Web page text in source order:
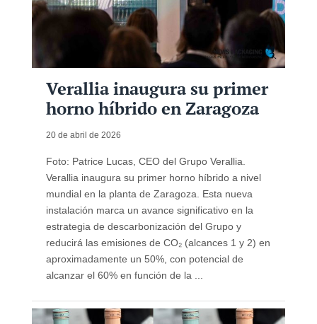
Verallia inaugura su primer
horno híbrido en Zaragoza
20 de abril de 2026
Foto: Patrice Lucas, CEO del Grupo Verallia.
Verallia inaugura su primer horno híbrido a nivel
mundial en la planta de Zaragoza. Esta nueva
instalación marca un avance significativo en la
estrategia de descarbonización del Grupo y
reducirá las emisiones de CO₂ (alcances 1 y 2) en
aproximadamente un 50%, con potencial de
alcanzar el 60% en función de la ...